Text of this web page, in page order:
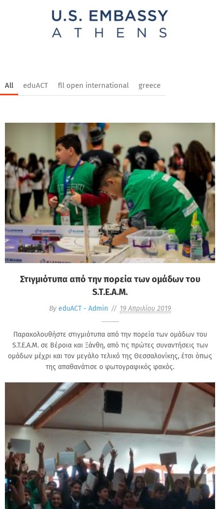
All eduACT fll open international greece
Στιγμιότυπα από την πορεία των ομάδων του
S.T.E.A.M.
By eduACT - Admin 19 Απριλίου 2019
Παρακολουθήστε στιγμιότυπα από την πορεία των ομάδων του
S.T.E.A.M. σε Βέροια και Ξάνθη, από τις πρώτες συναντήσεις των
ομάδων μέχρι και τον μεγάλο τελικό της Θεσσαλονίκης, έτσι όπως
της απαθανάτισε ο φωτογραφικός φακός.